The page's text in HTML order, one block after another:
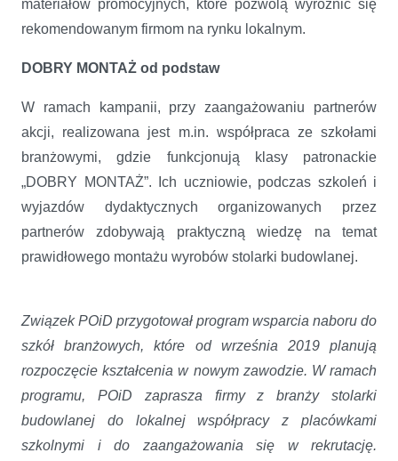
materiałów promocyjnych, które pozwolą wyróżnić się
rekomendowanym firmom na rynku lokalnym.
DOBRY MONTAŻ od podstaw
W ramach kampanii, przy zaangażowaniu partnerów
akcji, realizowana jest m.in. współpraca ze szkołami
branżowymi, gdzie funkcjonują klasy patronackie
„DOBRY MONTAŻ”. Ich uczniowie, podczas szkoleń i
wyjazdów dydaktycznych organizowanych przez
partnerów zdobywają praktyczną wiedzę na temat
prawidłowego montażu wyrobów stolarki budowlanej.
Związek POiD przygotował program wsparcia naboru do
szkół branżowych, które od września 2019 planują
rozpoczęcie kształcenia w nowym zawodzie. W ramach
programu, POiD zaprasza firmy z branży stolarki
budowlanej do lokalnej współpracy z placówkami
szkolnymi i do zaangażowania się w rekrutację.